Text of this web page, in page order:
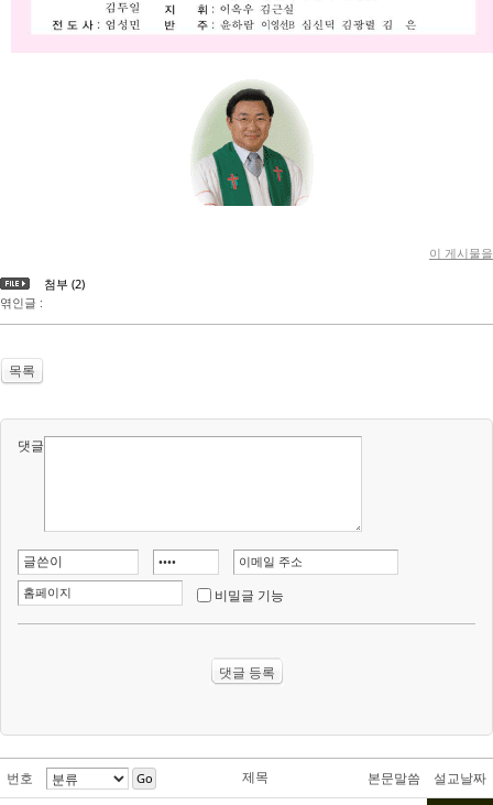
이 게시물을
첨부 (2)
엮인글 :
목록
댓글
비밀글 기능
번호 Go 제목 본문말씀 설교날짜